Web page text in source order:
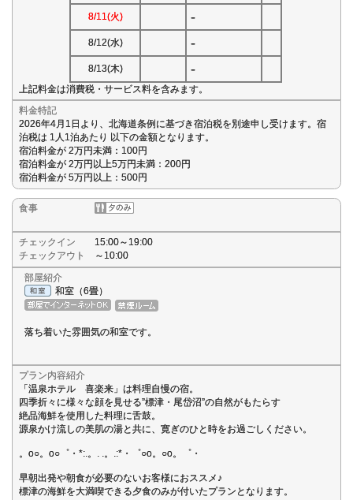
8/11(火) -
8/12(水) -
8/13(木) -
上記料金は消費税・サービス料を含みます。
料金特記
2026年4月1日より、北海道条例に基づき宿泊税を別途申し受けます。宿
泊税は 1人1泊あたり 以下の金額となります。
宿泊料金が 2万円未満：100円
宿泊料金が 2万円以上5万円未満：200円
宿泊料金が 5万円以上：500円
食事
チェックイン
15:00～19:00
チェックアウト
～10:00
部屋紹介
和室（6畳）
落ち着いた雰囲気の和室です。
プラン内容紹介
「温泉ホテル 喜楽来」は料理自慢の宿。
四季折々に様々な顔を見せる”標津・尾岱沼”の自然がもたらす
絶品海鮮を使用した料理に舌鼓。
源泉かけ流しの美肌の湯と共に、寛ぎのひと時をお過ごしください。
。o○。o○゜・*:.。. .。.:*・゜○o。○o。゜・
早朝出発や朝食が必要のないお客様におススメ♪
標津の海鮮を大満喫できる夕食のみが付いたプランとなります。